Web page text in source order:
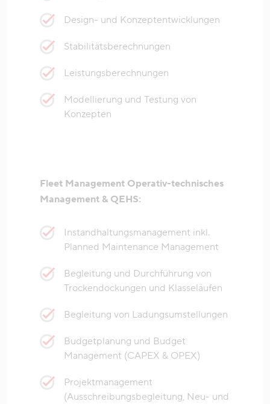
Design- und Konzeptentwicklungen
Stabilitätsberechnungen
Leistungsberechnungen
Modellierung und Testung von
Konzepten
Fleet Management Operativ-technisches
Management & QEHS:
Instandhaltungsmanagement inkl.
Planned Maintenance Management
Begleitung und Durchführung von
Trockendockungen und Klasseläufen
Begleitung von Ladungsumstellungen
Budgetplanung und Budget
Management (CAPEX & OPEX)
Projektmanagement
(Ausschreibungsbegleitung, Neu- und